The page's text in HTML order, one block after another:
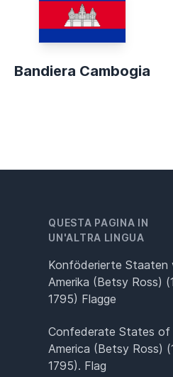
Bandiera Cambogia
QUESTA PAGINA IN
UN'ALTRA LINGUA
Konföderierte Staaten
Amerika (Betsy Ross)
1795) Flagge
Confederate States of
America (Betsy Ross)
1795). Flag